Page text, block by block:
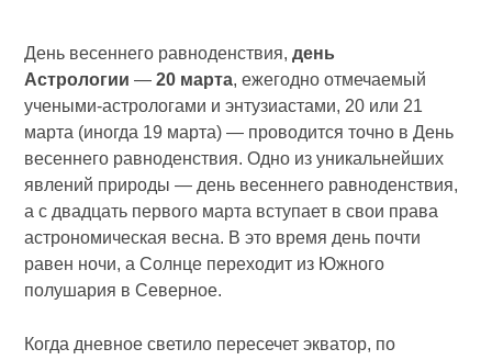
День весеннего равноденствия, день
Астрологии —20 марта, ежегодно отмечаемый
учеными-астрологами и энтузиастами, 20 или 21
марта (иногда 19 марта) — проводится точно в День
весеннего равноденствия. Одно из уникальнейших
явлений природы — день весеннего равноденствия,
а с двадцать первого марта вступает в свои права
астрономическая весна. В это время день почти
равен ночи, а Солнце переходит из Южного
полушария в Северное.
Когда дневное светило пересечет экватор, по